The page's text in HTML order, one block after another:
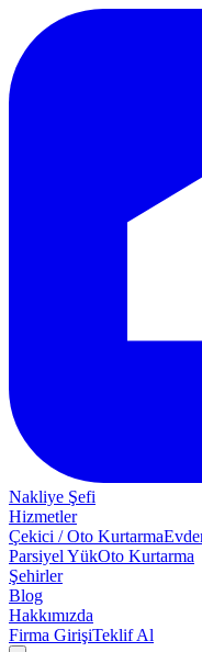
Nakliye Şefi
Hizmetler
Çekici / Oto Kurtarma
Parsiyel YükOto Kurtarma
Şehirler
Blog
Hakkımızda
Firma GirişiTeklif Al